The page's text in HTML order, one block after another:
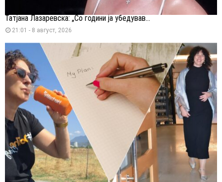
Татјана Лазаревска: „Со години ја убедував...
21:01 - 8 август, 2026